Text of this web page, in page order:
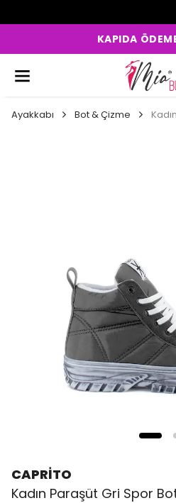
KAPIDA
Ayakkabı Bot & Çizme
CAPRİTO
Kadın Paraşüt Gri Spor